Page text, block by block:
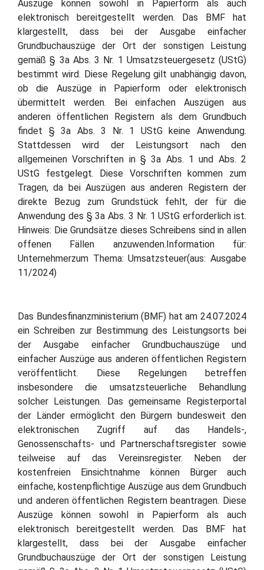
Auszüge können sowohl in Papierform als auch
elektronisch bereitgestellt werden. Das BMF hat
klargestellt, dass bei der Ausgabe einfacher
Grundbuchauszüge der Ort der sonstigen Leistung
gemäß § 3a Abs. 3 Nr. 1 Umsatzsteuergesetz (UStG)
bestimmt wird. Diese Regelung gilt unabhängig davon,
ob die Auszüge in Papierform oder elektronisch
übermittelt werden. Bei einfachen Auszügen aus
anderen öffentlichen Registern als dem Grundbuch
findet § 3a Abs. 3 Nr. 1 UStG keine Anwendung.
Stattdessen wird der Leistungsort nach den
allgemeinen Vorschriften in § 3a Abs. 1 und Abs. 2
UStG festgelegt. Diese Vorschriften kommen zum
Tragen, da bei Auszügen aus anderen Registern der
direkte Bezug zum Grundstück fehlt, der für die
Anwendung des § 3a Abs. 3 Nr. 1 UStG erforderlich ist.
Hinweis: Die Grundsätze dieses Schreibens sind in allen
offenen Fällen anzuwenden.Information für:
Unternehmerzum Thema: Umsatzsteuer(aus: Ausgabe
11/2024)
Das Bundesfinanzministerium (BMF) hat am 24.07.2024
ein Schreiben zur Bestimmung des Leistungsorts bei
der Ausgabe einfacher Grundbuchauszüge und
einfacher Auszüge aus anderen öffentlichen Registern
veröffentlicht. Diese Regelungen betreffen
insbesondere die umsatzsteuerliche Behandlung
solcher Leistungen. Das gemeinsame Registerportal
der Länder ermöglicht den Bürgern bundesweit den
elektronischen Zugriff auf das Handels-,
Genossenschafts- und Partnerschaftsregister sowie
teilweise auf das Vereinsregister. Neben der
kostenfreien Einsichtnahme können Bürger auch
einfache, kostenpflichtige Auszüge aus dem Grundbuch
und anderen öffentlichen Registern beantragen. Diese
Auszüge können sowohl in Papierform als auch
elektronisch bereitgestellt werden. Das BMF hat
klargestellt, dass bei der Ausgabe einfacher
Grundbuchauszüge der Ort der sonstigen Leistung